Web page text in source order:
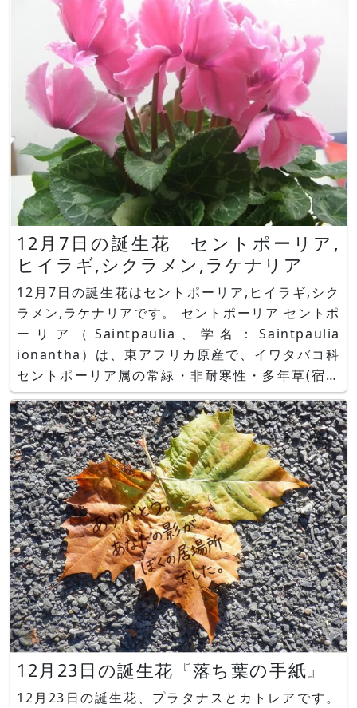
く花後に葉を出します。品種改良した園芸品が出回
っており
12月7日の誕生花 セントポーリア,
ヒイラギ,シクラメン,ラケナリア
12月7日の誕生花はセントポーリア,ヒイラギ,シク
ラメン,ラケナリアです。 セントポーリア セントポ
ーリア（Saintpaulia、学名：Saintpaulia
ionantha）は、東アフリカ原産で、イワタバコ科
セントポーリア属の常緑・非耐寒性・多年草(宿根
草)です。花言葉は「小さな愛」です。 ヒイラギ ヒ
イラギ（柊、学名：Osmanthus
heterophyllus）は、ヨーロッパ原産で
12月23日の誕生花『落ち葉の手紙』
12月23日の誕生花、プラタナスとカトレアです。